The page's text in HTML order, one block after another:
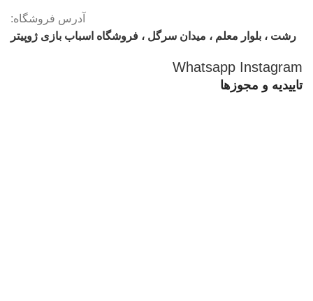
آدرس فروشگاه:
رشت ، بلوار معلم ، میدان سرگل ، فروشگاه اسباب بازی ژوپیتر
Whatsapp Instagram
تاییدیه و مجوزها